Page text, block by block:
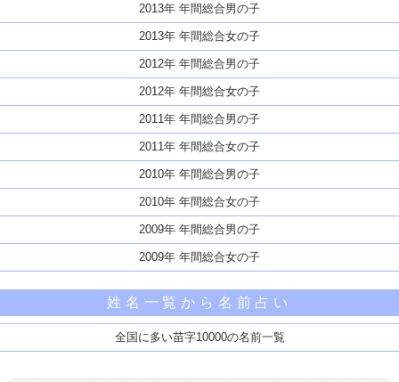
2013年 年間総合男の子
2013年 年間総合女の子
2012年 年間総合男の子
2012年 年間総合女の子
2011年 年間総合男の子
2011年 年間総合女の子
2010年 年間総合男の子
2010年 年間総合女の子
2009年 年間総合男の子
2009年 年間総合女の子
姓名一覧から名前占い
全国に多い苗字10000の名前一覧